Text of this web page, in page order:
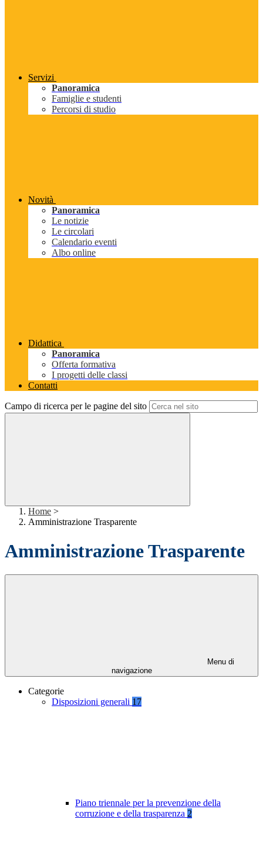
Servizi
Panoramica
Famiglie e studenti
Percorsi di studio
Novità
Panoramica
Le notizie
Le circolari
Calendario eventi
Albo online
Didattica
Panoramica
Offerta formativa
I progetti delle classi
Contatti
Campo di ricerca per le pagine del sito
Home >
Amministrazione Trasparente
Amministrazione Trasparente
Menu di
navigazione
Categorie
Disposizioni generali 17
Piano triennale per la prevenzione della
corruzione e della trasparenza 2